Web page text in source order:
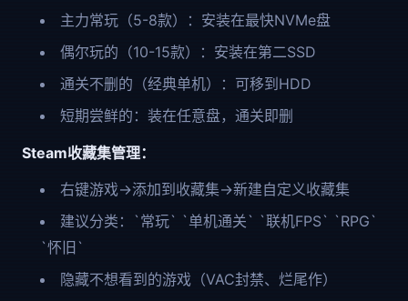
主力常玩（5-8款）：安装在最快NVMe盘
偶尔玩的（10-15款）：安装在第二SSD
通关不删的（经典单机）：可移到HDD
短期尝鲜的：装在任意盘，通关即删
Steam收藏集管理：
右键游戏→添加到收藏集→新建自定义收藏集
建议分类：`常玩` `单机通关` `联机FPS` `RPG`
`怀旧`
隐藏不想看到的游戏（VAC封禁、烂尾作）